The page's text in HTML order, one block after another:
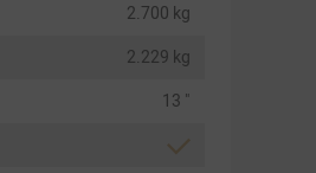
2.700 kg
2.229 kg
13 "